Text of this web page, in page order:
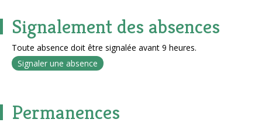
Signalement des absences
Toute absence doit être signalée avant 9 heures.
Signaler une absence
Permanences